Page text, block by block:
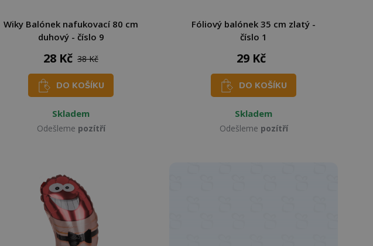
Wiky Balónek nafukovací 80 cm
duhový - číslo 9
28 Kč 38 Kč
DO KOŠÍKU
Skladem
Odešleme pozítří
Fóliový balónek 35 cm zlatý -
číslo 1
29 Kč
DO KOŠÍKU
Skladem
Odešleme pozítří